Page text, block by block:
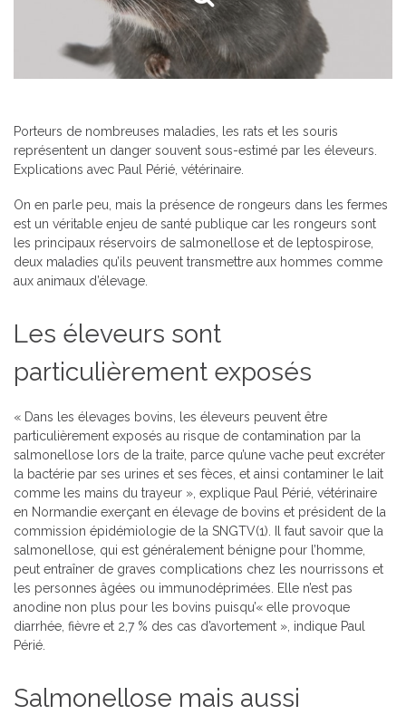
Porteurs de nombreuses maladies, les rats et les souris
représentent un danger souvent sous-estimé par les éleveurs.
Explications avec Paul Périé, vétérinaire.
On en parle peu, mais la présence de rongeurs dans les fermes
est un véritable enjeu de santé publique car les rongeurs sont
les principaux réservoirs de salmonellose et de leptospirose,
deux maladies qu’ils peuvent transmettre aux hommes comme
aux animaux d’élevage.
Les éleveurs sont
particulièrement exposés
« Dans les élevages bovins, les éleveurs peuvent être
particulièrement exposés au risque de contamination par la
salmonellose lors de la traite, parce qu’une vache peut excréter
la bactérie par ses urines et ses fèces, et ainsi contaminer le lait
comme les mains du trayeur », explique Paul Périé, vétérinaire
en Normandie exerçant en élevage de bovins et président de la
commission épidémiologie de la SNGTV(1). Il faut savoir que la
salmonellose, qui est généralement bénigne pour l’homme,
peut entraîner de graves complications chez les nourrissons et
les personnes âgées ou immunodéprimées. Elle n’est pas
anodine non plus pour les bovins puisqu’« elle provoque
diarrhée, fièvre et 2,7 % des cas d’avortement », indique Paul
Périé.
Salmonellose mais aussi